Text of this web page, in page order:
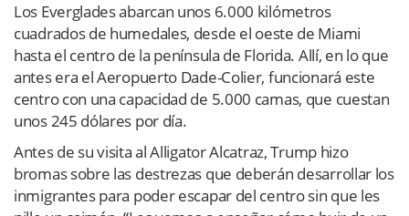
Los Everglades abarcan unos 6.000 kilómetros
cuadrados de humedales, desde el oeste de Miami
hasta el centro de la península de Florida. Allí, en lo que
antes era el Aeropuerto Dade-Colier, funcionará este
centro con una capacidad de 5.000 camas, que cuestan
unos 245 dólares por día.
Antes de su visita al Alligator Alcatraz, Trump hizo
bromas sobre las destrezas que deberán desarrollar los
inmigrantes para poder escapar del centro sin que les